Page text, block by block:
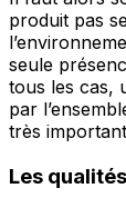
produit pas
seule
tous les cas,
par
très
Les